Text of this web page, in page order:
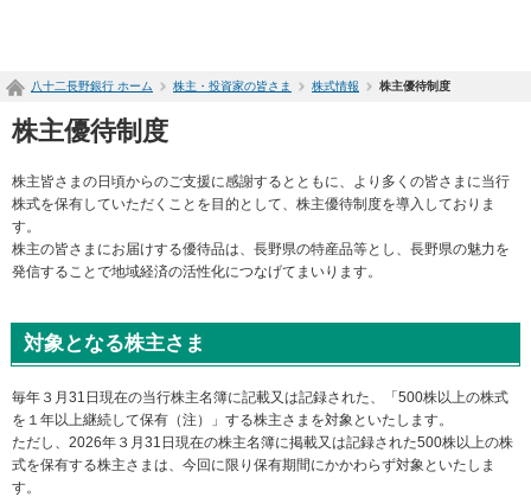
内
移
す
る
た
め
の
で
ト
内
八十二長野銀行 ホーム 株主・投資家の皆さま 株式情報 株主優待制度
株主優待制度
株主皆さまの日頃からのご支援に感謝するとともに、より多くの皆さまに当行
株式を保有していただくことを目的として、株主優待制度を導入しておりま
す。
株主の皆さまにお届けする優待品は、長野県の特産品等とし、長野県の魅力を
発信することで地域経済の活性化につなげてまいります。
対象となる株主さま
毎年３月31日現在の当行株主名簿に記載又は記録された、「500株以上の株式
を１年以上継続して保有（注）」する株主さまを対象といたします。
ただし、2026年３月31日現在の株主名簿に掲載又は記録された500株以上の株
式を保有する株主さまは、今回に限り保有期間にかかわらず対象といたしま
す。